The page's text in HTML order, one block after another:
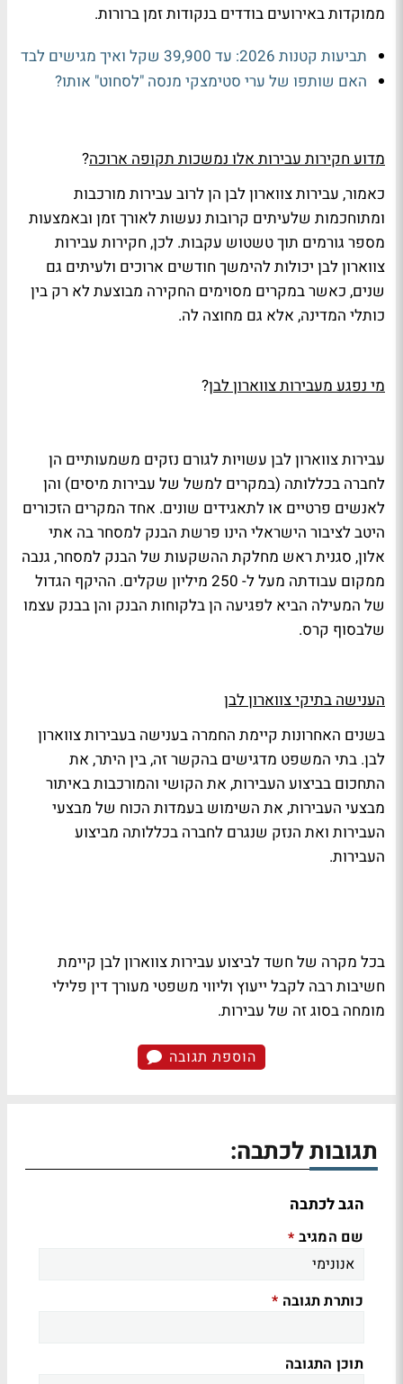
ממוקדות באירועים בודדים בנקודות זמן ברורות.
תביעות קטנות 2026: עד 39,900 שקל ואיך מגישים לבד
האם שותפו של ערי סטימצקי מנסה "לסחוט" אותו?
מדוע חקירות עבירות אלו נמשכות תקופה ארוכה?
כאמור, עבירות צווארון לבן הן לרוב עבירות מורכבות
ומתוחכמות שלעיתים קרובות נעשות לאורך זמן ובאמצעות
מספר גורמים תוך טשטוש עקבות. לכן, חקירות עבירות
צווארון לבן יכולות להימשך חודשים ארוכים ולעיתים גם
שנים, כאשר במקרים מסוימים החקירה מבוצעת לא רק בין
כותלי המדינה, אלא גם מחוצה לה.
מי נפגע מעבירות צווארון לבן?
עבירות צווארון לבן עשויות לגורם נזקים משמעותיים הן
לחברה בכללותה (במקרים למשל של עבירות מיסים) והן
לאנשים פרטיים או לתאגידים שונים. אחד המקרים הזכורים
היטב לציבור הישראלי הינו פרשת הבנק למסחר בה אתי
אלון, סגנית ראש מחלקת ההשקעות של הבנק למסחר, גנבה
ממקום עבודתה מעל ל- 250 מיליון שקלים. ההיקף הגדול
של המעילה הביא לפגיעה הן בלקוחות הבנק והן בבנק עצמו
שלבסוף קרס.
הענישה בתיקי צווארון לבן
בשנים האחרונות קיימת החמרה בענישה בעבירות צווארון
לבן. בתי המשפט מדגישים בהקשר זה, בין היתר, את
התחכום בביצוע העבירות, את הקושי והמורכבות באיתור
מבצעי העבירות, את השימוש בעמדות הכוח של מבצעי
העבירות ואת הנזק שנגרם לחברה בכללותה מביצוע
העבירות.
בכל מקרה של חשד לביצוע עבירות צווארון לבן קיימת
חשיבות רבה לקבל ייעוץ וליווי משפטי מעורך דין פלילי
מומחה בסוג זה של עבירות.
הוספת תגובה
תגובות לכתבה:
הגב לכתבה
שם המגיב *
כותרת תגובה *
תוכן התגובה